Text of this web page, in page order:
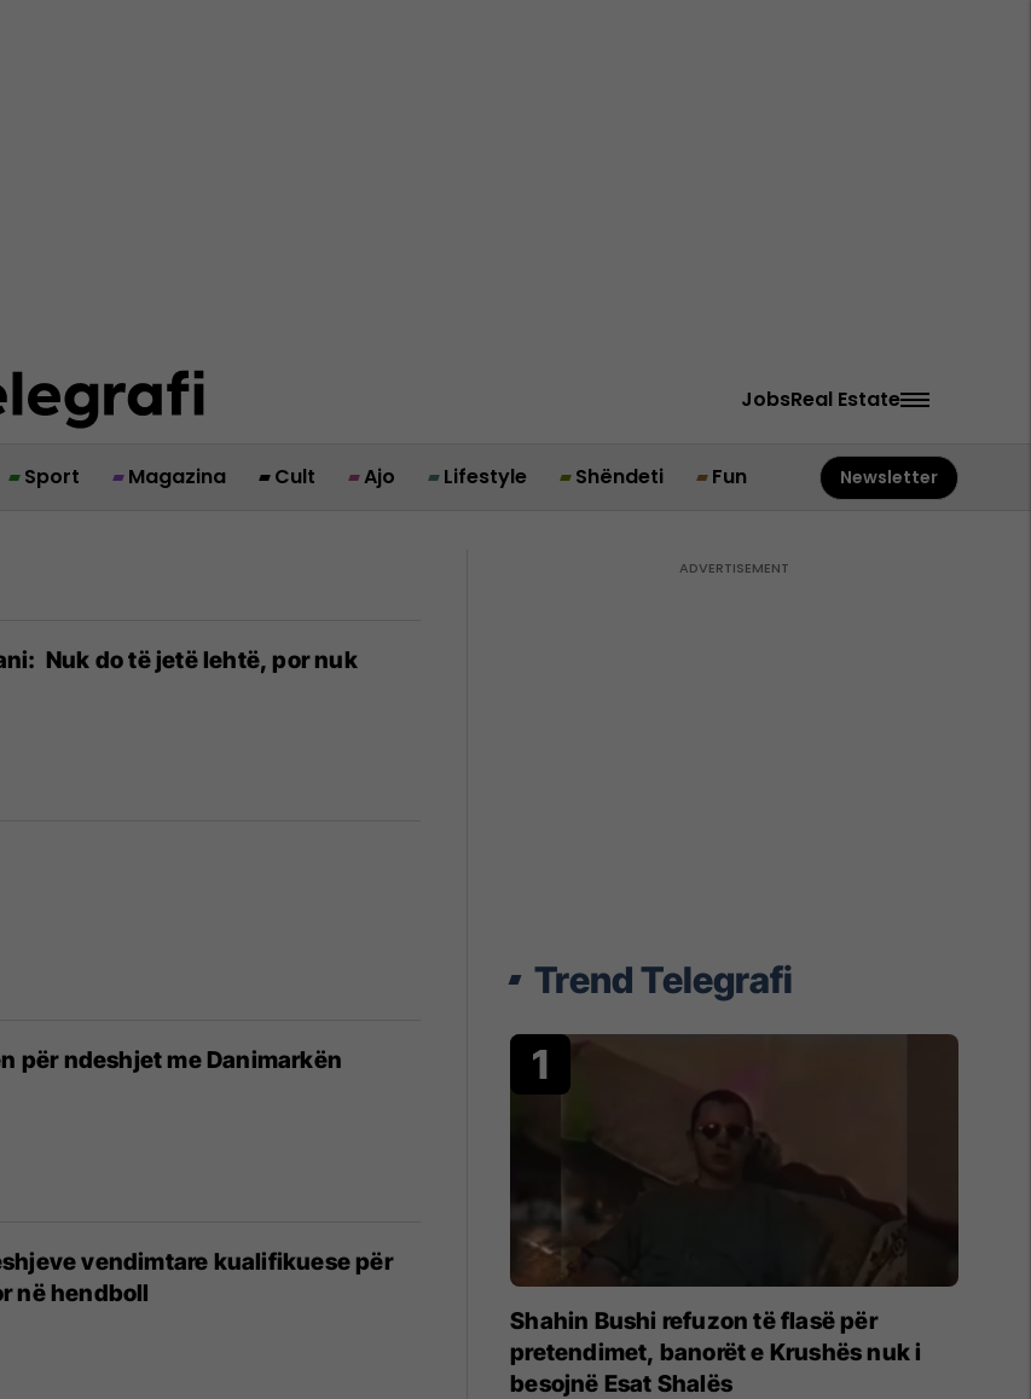
JobsReal Estate
Sport Magazina Cult Ajo Lifestyle Shëndeti Fun Newsletter
Nuk do të jetë lehtë, por nuk
për ndeshjet me Danimarkën
vendimtare kualifikuese për
në hendboll
Trend Telegrafi
Shahin Bushi refuzon të flasë për
pretendimet, banorët e Krushës nuk i
besojnë Esat Shalës